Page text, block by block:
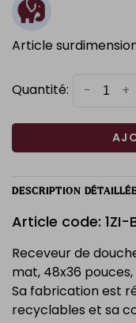
Article
Quantité: +
-
DESCRIPTION DÉTAILLÉE
Article code: 1ZI-
Receveur de
mat, 48x36
Sa fabrication est
recyclables et sa